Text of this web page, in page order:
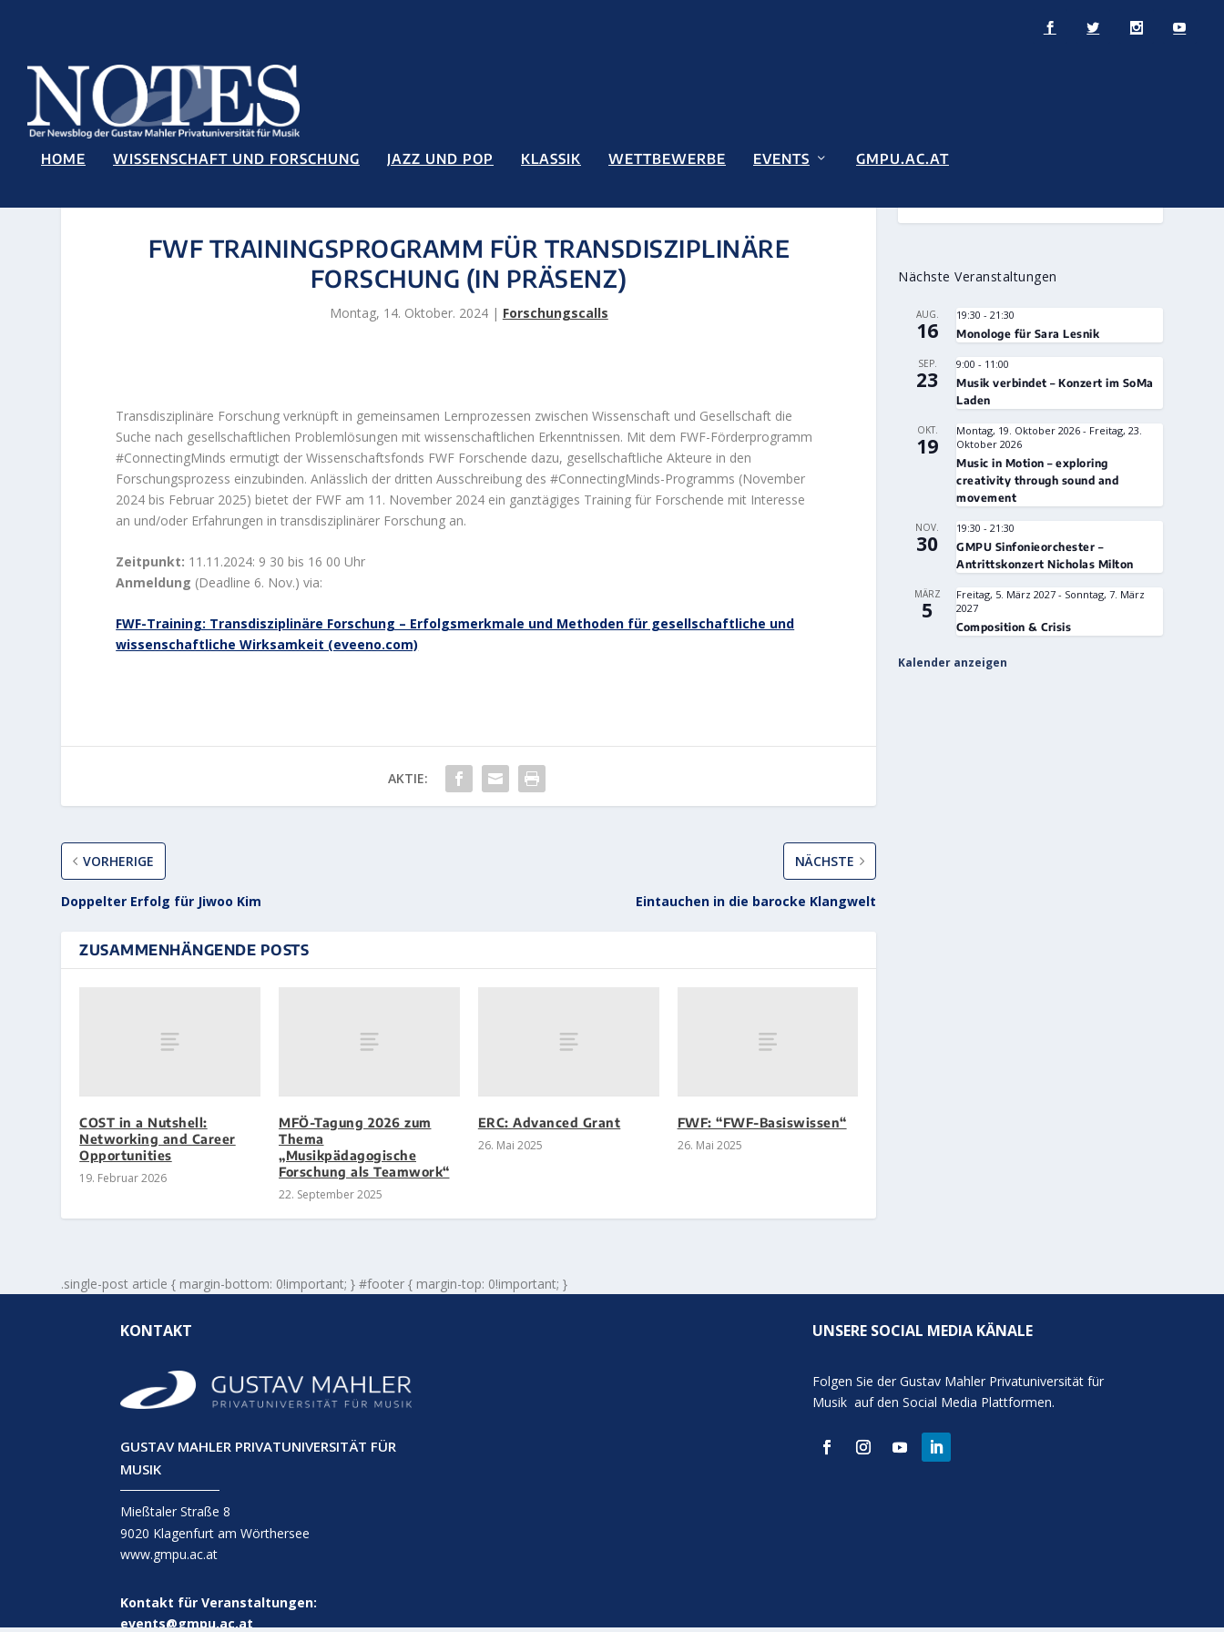
HOME WISSENSCHAFT UND FORSCHUNG JAZZ UND POP KLASSIK WETTBEWERBE EVENTS GMPU.AC.AT
FWF TRAININGSPROGRAMM FÜR TRANSDISZIPLINÄRE
FORSCHUNG (IN PRÄSENZ)
Montag, 14. Oktober. 2024| Forschungscalls
Transdisziplinäre Forschung verknüpft in gemeinsamen Lernprozessen zwischen Wissenschaft und Gesellschaft die
Suche nach gesellschaftlichen Problemlösungen mit wissenschaftlichen Erkenntnissen. Mit dem FWF-Förderprogramm
#ConnectingMinds ermutigt der Wissenschaftsfonds FWF Forschende dazu, gesellschaftliche Akteure in den
Forschungsprozess einzubinden. Anlässlich der dritten Ausschreibung des #ConnectingMinds-Programms (November
2024 bis Februar 2025) bietet der FWF am 11. November 2024 ein ganztägiges Training für Forschende mit Interesse
an und/oder Erfahrungen in transdisziplinärer Forschung an.
Zeitpunkt: 11.11.2024: 9 30 bis 16 00 Uhr
Anmeldung (Deadline 6. Nov.) via:
FWF-Training: Transdisziplinäre Forschung – Erfolgsmerkmale und Methoden für gesellschaftliche und
wissenschaftliche Wirksamkeit (eveeno.com)
AKTIE:
VORHERIGE
Doppelter Erfolg für Jiwoo Kim
NÄCHSTE
Eintauchen in die barocke Klangwelt
ZUSAMMENHÄNGENDE POSTS
COST in a Nutshell:
Networking and Career
Opportunities
19. Februar 2026
MFÖ-Tagung 2026 zum
Thema
„Musikpädagogische
Forschung als Teamwork“
22. September 2025
ERC: Advanced Grant
26. Mai 2025
FWF: “FWF-Basiswissen“
26. Mai 2025
.single-post article { margin-bottom: 0!important; } #footer { margin-top: 0!important; }
Nächste Veranstaltungen
AUG.
16
19:30 -21:30
Monologe für Sara Lesnik
SEP.
23
9:00 - 11:00
Musik verbindet – Konzert im SoMa
Laden
OKT.
19
Montag, 19. Oktober 2026 - Freitag, 23.
Oktober 2026
Music in Motion – exploring
creativity through sound and
movement
NOV.
30
19:30 -21:30
GMPU Sinfonieorchester –
Antrittskonzert Nicholas Milton
MÄRZ
5
Freitag, 5. März 2027 - Sonntag, 7. März
2027
Composition & Crisis
Kalender anzeigen
KONTAKT
GUSTAV MAHLER PRIVATUNIVERSITÄT FÜR
MUSIK
Mießtaler Straße 8
9020 Klagenfurt am Wörthersee
www.gmpu.ac.at
Kontakt für Veranstaltungen:
events@gmpu.ac.at
UNSERE SOCIAL MEDIA KÄNALE
Folgen Sie der Gustav Mahler Privatuniversität für
Musik auf den Social Media Plattformen.